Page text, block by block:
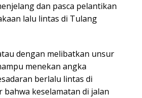
dan pasca pelantikan
lalu lintas di Tulang
dengan melibatkan unsur
menekan angka
berlalu lintas di
bahwa keselamatan di jalan